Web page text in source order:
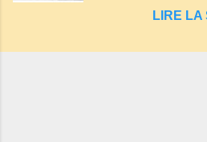
Servant . L'Hôtel-
son jambon de
LIRE LA